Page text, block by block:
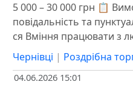
5 000 – 30 000 грн 📋
повідальність та
ся Вміння працювати з
Чернівці | Роздрібна
04.06.2026 15:01